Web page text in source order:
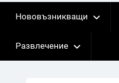
Нововъзникващи
Развлечение